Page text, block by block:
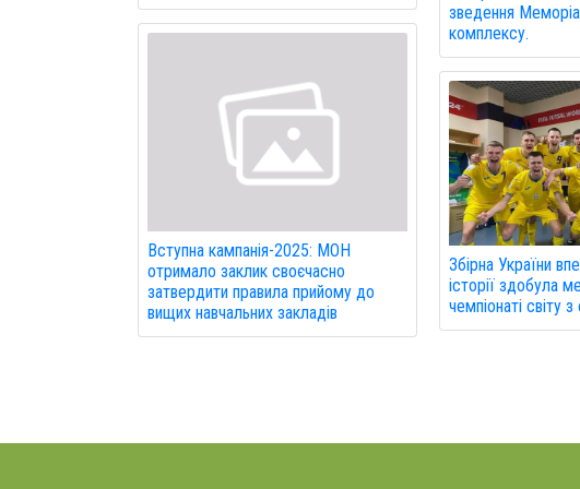
Вступна кампанія-2025: МОН
отримало заклик своєчасно
затвердити правила прийому до
вищих навчальних закладів
зведення
комплексу.
Збірна України
історії здобула
чемпіонаті світу